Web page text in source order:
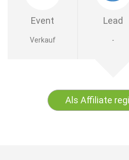
Event Lead
Verkauf -
Als Affiliate